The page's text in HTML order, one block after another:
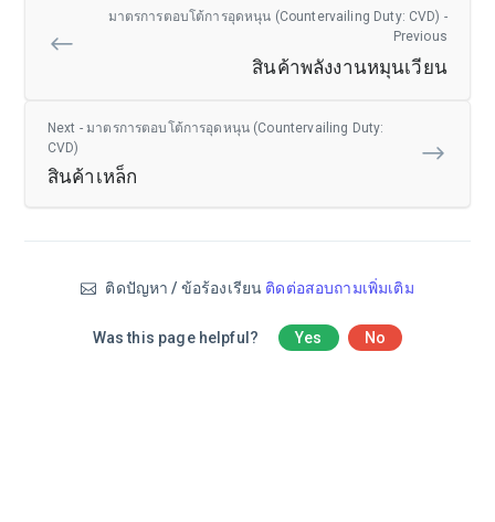
มาตรการตอบโต้การอุดหนุน (Countervailing Duty: CVD) -
Previous
สินค้าพลังงานหมุนเวียน
Next - มาตรการตอบโต้การอุดหนุน (Countervailing Duty:
CVD)
สินค้าเหล็ก
ติดปัญหา / ข้อร้องเรียน ติดต่อสอบถามเพิ่มเติม
Was this page helpful? Yes No